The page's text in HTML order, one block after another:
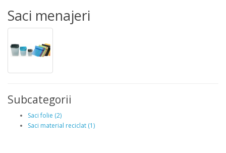
Saci menajeri
Subcategorii
Saci folie (2)
Saci material reciclat (1)